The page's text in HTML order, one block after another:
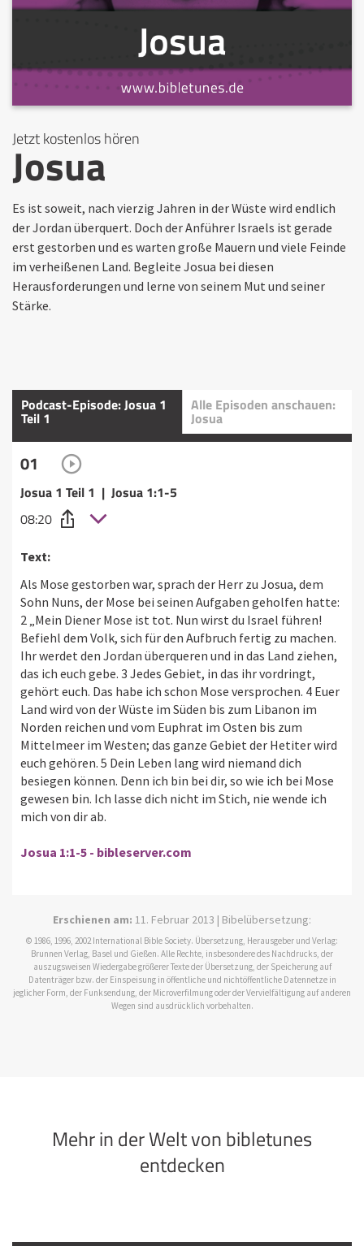
Jetzt kostenlos hören
Josua
Es ist soweit, nach vierzig Jahren in der Wüste wird endlich
der Jordan überquert. Doch der Anführer Israels ist gerade
erst gestorben und es warten große Mauern und viele Feinde
im verheißenen Land. Begleite Josua bei diesen
Herausforderungen und lerne von seinem Mut und seiner
Stärke.
Podcast-Episode: Josua 1
Teil 1
Alle Episoden anschauen:
Josua
01
Josua 1 Teil 1 | Josua 1:1-5
08:20
Text:
Als Mose gestorben war, sprach der Herr zu Josua, dem
Sohn Nuns, der Mose bei seinen Aufgaben geholfen hatte:
2 „Mein Diener Mose ist tot. Nun wirst du Israel führen!
Befiehl dem Volk, sich für den Aufbruch fertig zu machen.
Ihr werdet den Jordan überqueren und in das Land ziehen,
das ich euch gebe. 3 Jedes Gebiet, in das ihr vordringt,
gehört euch. Das habe ich schon Mose versprochen. 4 Euer
Land wird von der Wüste im Süden bis zum Libanon im
Norden reichen und vom Euphrat im Osten bis zum
Mittelmeer im Westen; das ganze Gebiet der Hetiter wird
euch gehören. 5 Dein Leben lang wird niemand dich
besiegen können. Denn ich bin bei dir, so wie ich bei Mose
gewesen bin. Ich lasse dich nicht im Stich, nie wende ich
mich von dir ab.
Josua 1:1-5 - bibleserver.com
Erschienen am: 11. Februar 2013 | Bibelübersetzung:
© 1986, 1996, 2002 International Bible Society. Übersetzung, Herausgeber und Verlag:
Brunnen Verlag, Basel und Gießen. Alle Rechte, insbesondere des Nachdrucks, der
auszugsweisen Wiedergabe größerer Texte der Übersetzung, der Speicherung auf
Datenträger bzw. der Einspeisung in öffentliche und nichtöffentliche Datennetze in
jeglicher Form, der Funksendung, der Microverfilmung oder der Vervielfältigung auf anderen
Wegen sind ausdrücklich vorbehalten.
Mehr in der Welt von bibletunes
entdecken